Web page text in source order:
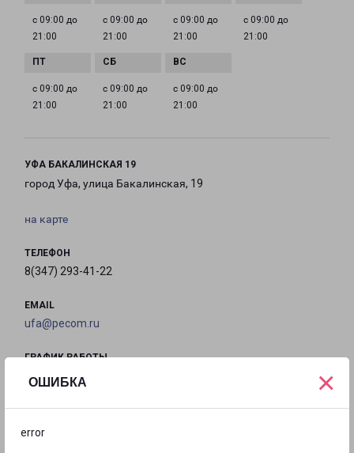
ОШИБКА
error
×
с 09:00 до
21:00
с 09:00 до
21:00
с 09:00 до
21:00
с 09:00 до
21:00
с 09:00 до
21:00
с 09:00 до
21:00
с 09:00 до
21:00
УФА БАКАЛИНСКАЯ 19
город Уфа, улица Бакалинская, 19
на карте
ТЕЛЕФОН
8(347) 293-41-22
EMAIL
ufa@pecom.ru
ГРАФИК РАБОТЫ
с 09:00 до
с 09:00 до
с 09:00 до
с 09:00 до